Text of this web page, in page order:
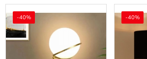
-40% -40%